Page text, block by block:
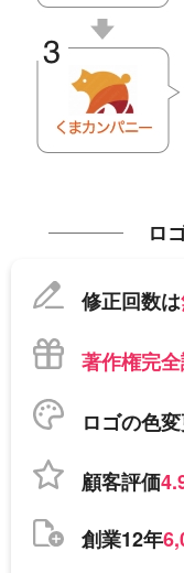
ロ
修正回数は
著作権完
ロゴの色
顧客評価
創業12年